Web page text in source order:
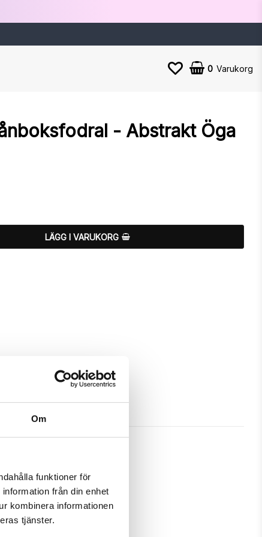
Om
funktioner för
från din enhet
kombinera informationen
tjänster.
0 Varukorg
- Abstrakt Öga
LÄGG I VARUKORG
och passa din Huawei
som en plånbok. Detta